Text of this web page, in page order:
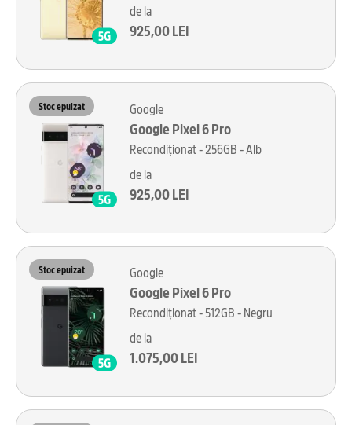
de la
925,00 LEI
Stoc epuizat Google
Google Pixel 6 Pro
Recondiționat - 256GB - Alb
de la
925,00 LEI
Stoc epuizat Google
Google Pixel 6 Pro
Recondiționat - 512GB - Negru
de la
1.075,00 LEI